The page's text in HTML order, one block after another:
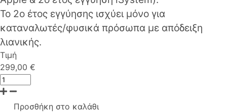
Το 2ο έτος εγγύησης ισχύει μόνο για
καταναλωτές/φυσικά πρόσωπα με απόδειξη
λιανικής.
Τιμή
299,00 €
Προσθήκη στο καλάθι